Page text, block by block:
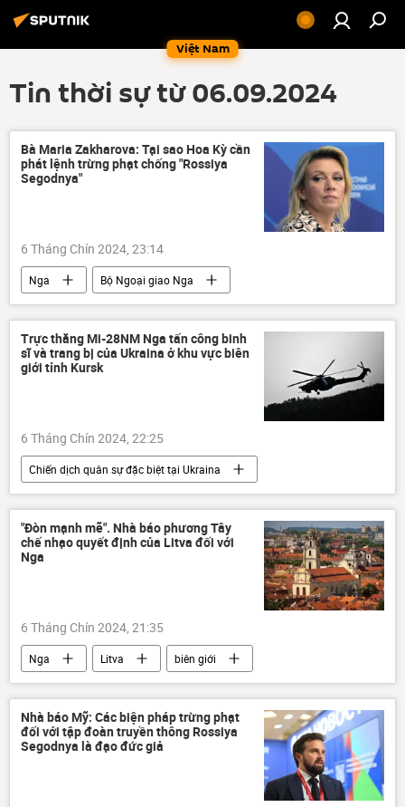
Việt Nam
Tin thời sự từ 06.09.2024
Bà Maria Zakharova: Tại sao Hoa Kỳ cần
phát lệnh trừng phạt chống "Rossiya
Segodnya"
6 Tháng Chín 2024, 23:14
Nga
Bộ Ngoại giao Nga
Maria Zakharova
MIA Rossiya Segodnya
Sputnik
RT
trừng phạt
Các biện pháp trừng phạt chống Nga
xung đột quân sự
Vụ nổ “Dòng chảy phương Bắc”
IAEA
Zaporozhye
Kursk
nhà máy điện hạt nhân
Quan điểm-Ý kiến
Trực thăng Mi-28NM Nga tấn công binh
sĩ và trang bị của Ukraina ở khu vực biên
giới tỉnh Kursk
6 Tháng Chín 2024, 22:25
Chiến dịch quân sự đặc biệt tại Ukraina
Nga
Bộ Quốc phòng Nga
Quân đội Nga
Ukraina
Cuộc khủng hoảng ở Ukraina
tấn công
Thế giới
"Đòn mạnh mẽ". Nhà báo phương Tây
chế nhạo quyết định của Litva đối với
Nga
6 Tháng Chín 2024, 21:35
Nga Litva
biên giới
Thế giới
Chính trị
phương Tây
thông tin
Nhà báo Mỹ: Сác biện pháp trừng phạt
đối với tập đoàn truyền thông Rossiya
Segodnya là đạo đức giả